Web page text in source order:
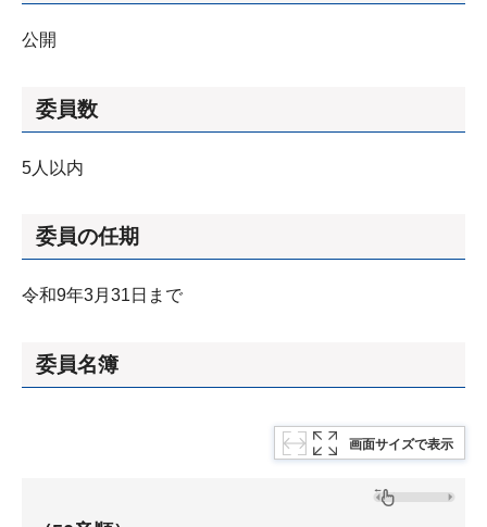
公開
委員数
5人以内
委員の任期
令和9年3月31日まで
委員名簿
画面サイズで表示